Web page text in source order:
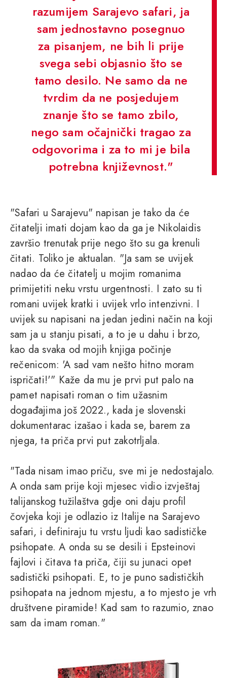
razumijem Sarajevo safari, ja
sam jednostavno posegnuo
za pisanjem, ne bih li prije
svega sebi objasnio što se
tamo desilo. Ne samo da ne
tvrdim da ne posjedujem
znanje što se tamo zbilo,
nego sam očajnički tragao za
odgovorima i za to mi je bila
potrebna književnost."
"Safari u Sarajevu" napisan je tako da će
čitatelji imati dojam kao da ga je Nikolaidis
završio trenutak prije nego što su ga krenuli
čitati. Toliko je aktualan. "Ja sam se uvijek
nadao da će čitatelj u mojim romanima
primijetiti neku vrstu urgentnosti. I zato su ti
romani uvijek kratki i uvijek vrlo intenzivni. I
uvijek su napisani na jedan jedini način na koji
sam ja u stanju pisati, a to je u dahu i brzo,
kao da svaka od mojih knjiga počinje
rečenicom: 'A sad vam nešto hitno moram
ispričati!'" Kaže da mu je prvi put palo na
pamet napisati roman o tim užasnim
događajima još 2022., kada je slovenski
dokumentarac izašao i kada se, barem za
njega, ta priča prvi put zakotrljala.
"Tada nisam imao priču, sve mi je nedostajalo.
A onda sam prije koji mjesec vidio izvještaj
talijanskog tužilaštva gdje oni daju profil
čovjeka koji je odlazio iz Italije na Sarajevo
safari, i definiraju tu vrstu ljudi kao sadističke
psihopate. A onda su se desili i Epsteinovi
fajlovi i čitava ta priča, čiji su junaci opet
sadistički psihopati. E, to je puno sadističkih
psihopata na jednom mjestu, a to mjesto je vrh
društvene piramide! Kad sam to razumio, znao
sam da imam roman."